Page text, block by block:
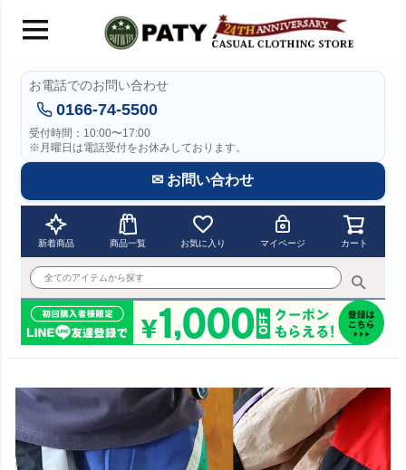
お電話でのお問い合わせ
0166-74-5500
受付時間：10:00〜17:00
※月曜日は電話受付をお休みしております。
✉ お問い合わせ
新着商品 商品一覧 お気に入り マイページ カート